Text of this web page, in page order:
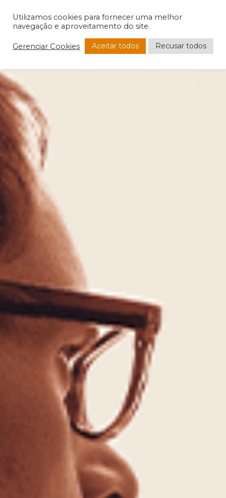
Utilizamos cookies para fornecer uma melhor
navegação e aproveitamento do site.
Gerenciar Cookies Aceitar todos Recusar todos